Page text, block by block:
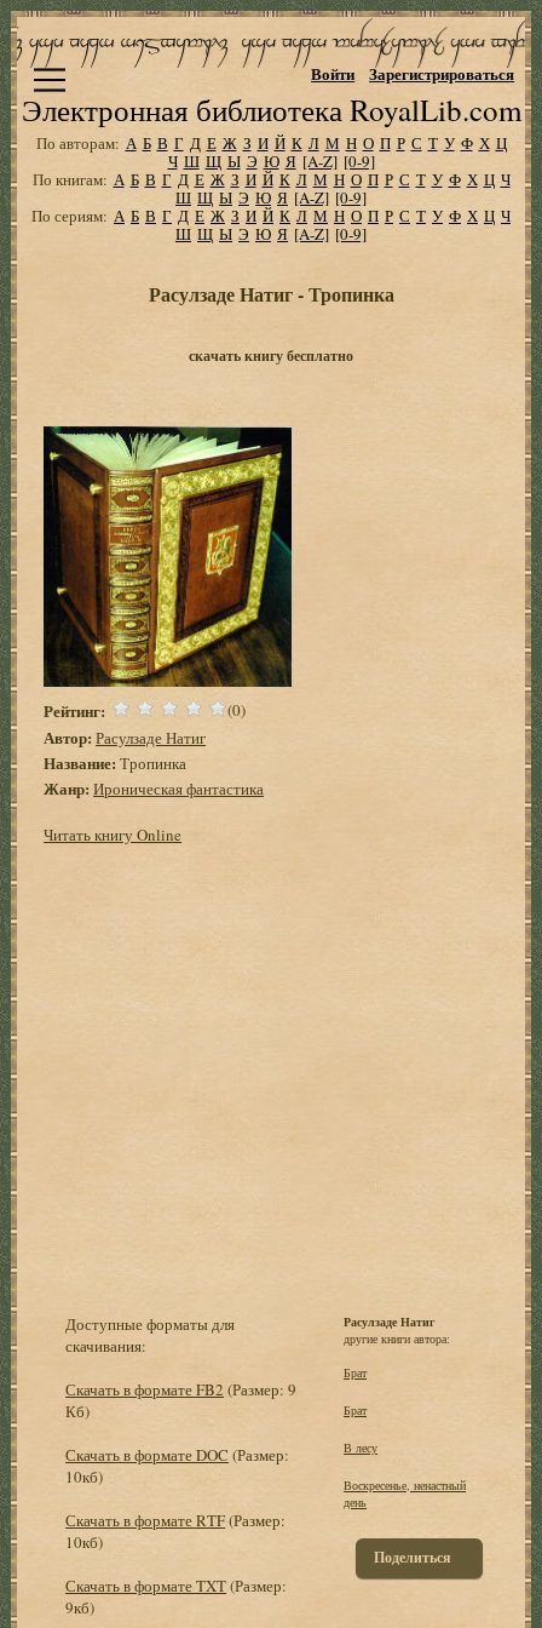
Электронная библиотека RoyalLib.com
Войти Зарегистрироваться
По авторам: А Б В Г Д Е Ж З И Й К Л М Н О П Р С Т У Ф Х Ц
Ч Ш Щ Ы Э Ю Я [A-Z] [0-9]
По книгам: А Б В Г Д Е Ж З И Й К Л М Н О П Р С Т У Ф Х Ц Ч
Ш Щ Ы Э Ю Я [A-Z] [0-9]
По сериям: А Б В Г Д Е Ж З И Й К Л М Н О П Р С Т У Ф Х Ц Ч
Ш Щ Ы Э Ю Я [A-Z] [0-9]
Расулзаде Натиг - Тропинка
скачать книгу бесплатно
Рейтинг: (0)
Автор: Расулзаде Натиг
Название: Тропинка
Жанр: Ироническая фантастика
Читать книгу Online
Доступные форматы для
скачивания:
Скачать в формате FB2 (Размер: 9
Кб)
Скачать в формате DOC (Размер:
10кб)
Скачать в формате RTF(Размер:
10кб)
Скачать в формате TXT(Размер:
9кб)
Расулзаде Натиг
другие книги автора:
Брат
Брат
В лесу
Воскресенье, ненастный
день
Поделиться